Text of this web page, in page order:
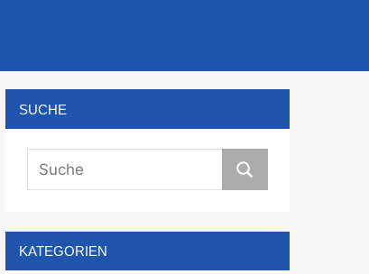
SUCHE
KATEGORIEN